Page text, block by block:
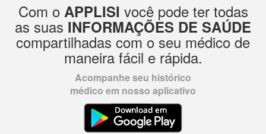
Com o APPLISI você pode ter todas
as suas INFORMAÇÕES DE SAÚDE
compartilhadas com o seu médico de
maneira fácil e rápida.
Acompanhe seu histórico
médico em nosso aplicativo